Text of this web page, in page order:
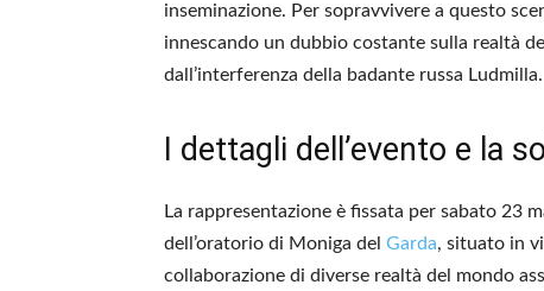
inseminazione. Per sopravvivere a questo
innescando un dubbio costante sulla realtà
dall’interferenza della badante russa Ludmilla.
I dettagli dell’evento e la
La rappresentazione è fissata per sabato 23
dell’oratorio di Moniga del Garda, situato in
collaborazione di diverse realtà del mondo